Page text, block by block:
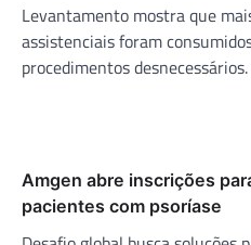
Levantamento mostra que
assistenciais foram
procedimentos desnecessários.
Amgen abre inscrições
pacientes com psoríase